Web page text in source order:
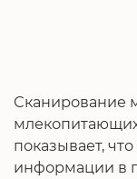
Сканирование
показывает,
информации в